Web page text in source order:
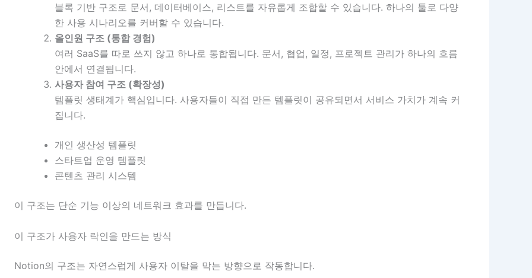
블록 기반 구조로 문서, 데이터베이스, 리스트를 자유롭게 조합할 수 있습니다. 하나의 툴로 다양
한 사용 시나리오를 커버할 수 있습니다.
올인원 구조 (통합 경험)
여러 SaaS를 따로 쓰지 않고 하나로 통합됩니다. 문서, 협업, 일정, 프로젝트 관리가 하나의 흐름
안에서 연결됩니다.
사용자 참여 구조 (확장성)
템플릿 생태계가 핵심입니다. 사용자들이 직접 만든 템플릿이 공유되면서 서비스 가치가 계속 커
집니다.
개인 생산성 템플릿
스타트업 운영 템플릿
콘텐츠 관리 시스템
이 구조는 단순 기능 이상의 네트워크 효과를 만듭니다.
이 구조가 사용자 락인을 만드는 방식
Notion의 구조는 자연스럽게 사용자 이탈을 막는 방향으로 작동합니다.